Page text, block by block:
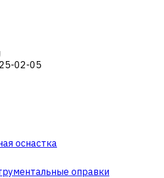
02-05
оснастка
оправки